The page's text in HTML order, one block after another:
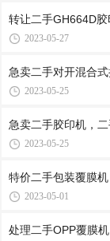
转让二手GH664D
2023-05-27
急卖二手对开混合
2023-05-25
急卖二手胶印机，
2023-05-25
特价二手包装覆膜
2023-05-01
处理二手OPP覆膜